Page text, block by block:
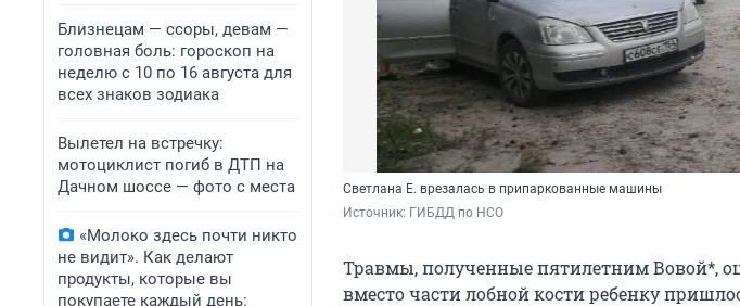
Близнецам — ссоры, девам —
головная боль: гороскоп на
неделю с 10 по 16 августа для
всех знаков зодиака
Вылетел на встречку:
мотоциклист погиб в ДТП на
Дачном шоссе — фото с места
«Молоко здесь почти никто
не видит». Как делают
продукты, которые вы
покупаете каждый день:
Светлана Е. врезалась в припаркованные машины
Источник: ГИБДД по НСО
Травмы, полученные пятилетним Вовой*,
вместо части лобной кости ребенку